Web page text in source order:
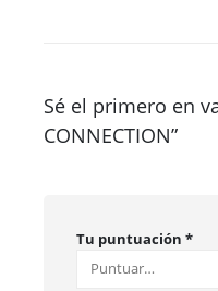
Sé el primero en
CONNECTION”
Tu puntuación *